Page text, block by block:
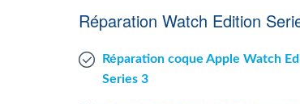
Réparation Watch Edition
Réparation coque Apple Watch
Series 3